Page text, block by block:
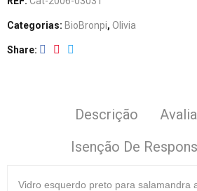
Categorias: BioBronpi, Olivia
Share
Descrição
Isenção De
Vidro esquerdo preto para salamandra